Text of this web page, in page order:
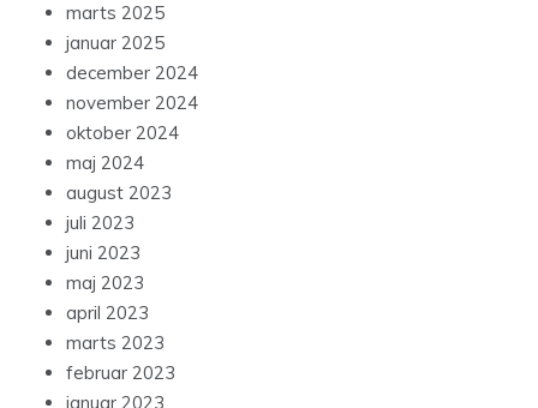
marts 2025
januar 2025
december 2024
november 2024
oktober 2024
maj 2024
august 2023
juli 2023
juni 2023
maj 2023
april 2023
marts 2023
februar 2023
januar 2023